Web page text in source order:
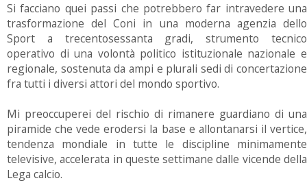
Si facciano quei passi che potrebbero far intravedere una
trasformazione del Coni in una moderna agenzia dello
Sport a trecentosessanta gradi, strumento tecnico
operativo di una volontà politico istituzionale nazionale e
regionale, sostenuta da ampi e plurali sedi di concertazione
fra tutti i diversi attori del mondo sportivo.
Mi preoccuperei del rischio di rimanere guardiano di una
piramide che vede erodersi la base e allontanarsi il vertice,
tendenza mondiale in tutte le discipline minimamente
televisive, accelerata in queste settimane dalle vicende della
Lega calcio.